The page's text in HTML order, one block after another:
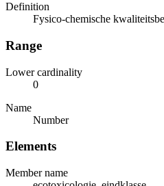
Definition
Fysico-chemische
Range
Lower cardinality
0
Name
Number
Elements
Member name